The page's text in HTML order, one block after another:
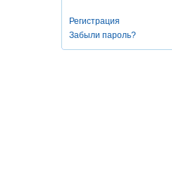
Регистрация
Забыли пароль?